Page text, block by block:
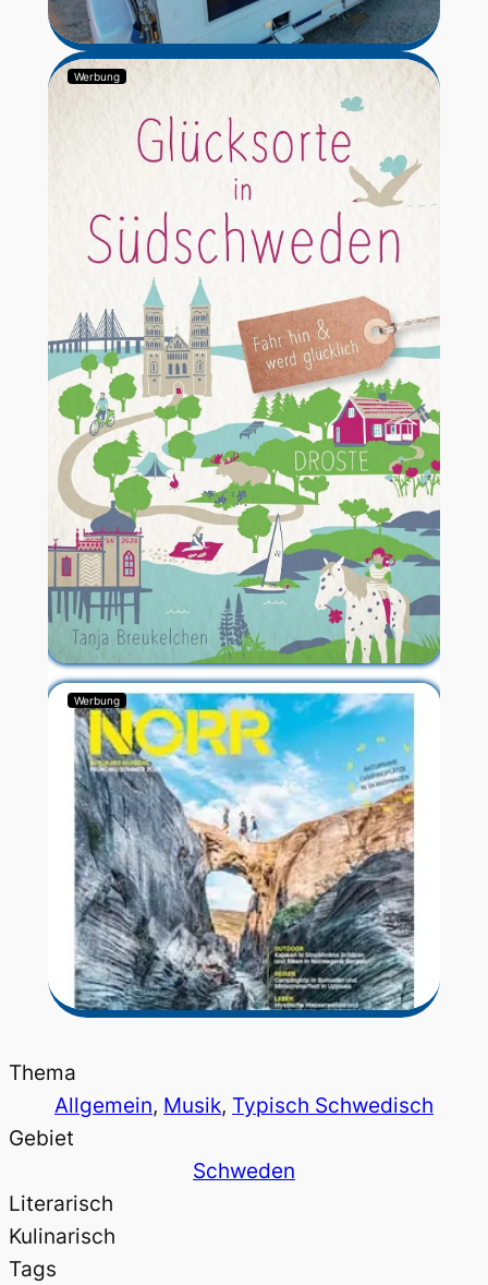
Werbung
Werbung
Thema
Allgemein, Musik, Typisch Schwedisch
Gebiet
Schweden
Literarisch
Kulinarisch
Tags